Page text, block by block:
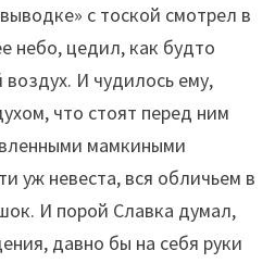
с тоской смотрел в
небо, цедил, как будто
И чудилось ему,
что стоят перед ним
мамкиными
уж невеста, вся обличьем в
И порой Славка думал,
давно бы на себя руки